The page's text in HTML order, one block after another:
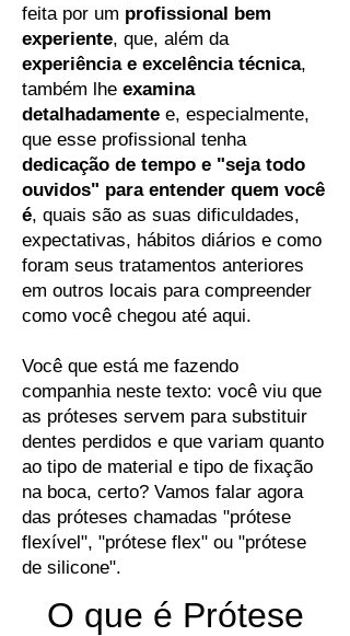
feita por um profissional bem
experiente, que, além da
experiência e excelência técnica,
também lhe examina
detalhadamente e, especialmente,
que esse profissional tenha
dedicação de tempo e "seja todo
ouvidos" para entender quem você
é, quais são as suas dificuldades,
expectativas, hábitos diários e como
foram seus tratamentos anteriores
em outros locais para compreender
como você chegou até aqui.
Você que está me fazendo
companhia neste texto: você viu que
as próteses servem para substituir
dentes perdidos e que variam quanto
ao tipo de material e tipo de fixação
na boca, certo? Vamos falar agora
das próteses chamadas "prótese
flexível", "prótese flex" ou "prótese
de silicone".
O que é Prótese